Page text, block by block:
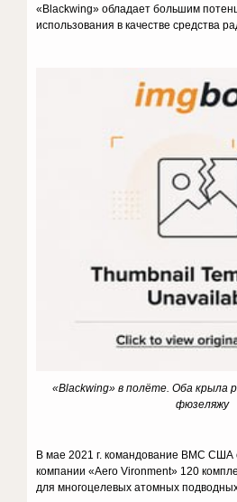
«Blackwing» обладает большим
использования в качестве средства
«Blackwing» в полёте. Оба крыла
фюзеляжу
В мае 2021 г. командование ВМС США
компании «Aero Vironment» 120
для многоцелевых атомных